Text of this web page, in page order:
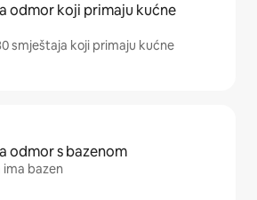
odmor koji primaju kućne
smještaja koji primaju kućne
odmor s bazenom
ima bazen